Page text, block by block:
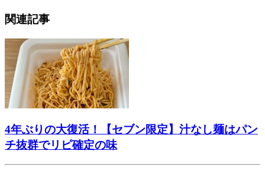
関連記事
4年ぶりの大復活！【セブン限定】汁なし麺はパン
チ抜群でリピ確定の味